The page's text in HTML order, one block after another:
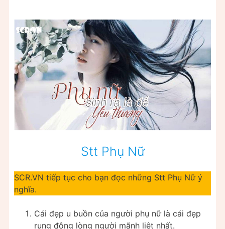
Stt Phụ Nữ
SCR.VN tiếp tục cho bạn đọc những Stt Phụ Nữ ý
nghĩa.
Cái đẹp u buồn của người phụ nữ là cái đẹp
rung động lòng người mãnh liệt nhất.